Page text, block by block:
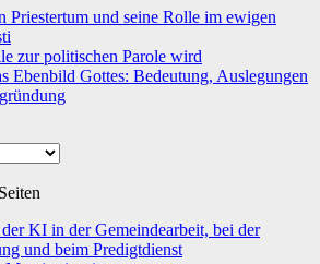
Priestertum und seine Rolle im ewigen
zur politischen Parole wird
Ebenbild Gottes: Bedeutung, Auslegungen
KI in der Gemeindearbeit, bei der
und beim Predigtdienst